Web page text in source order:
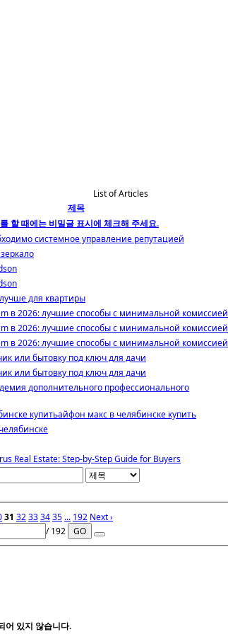
List of Articles
제목
할 때에는 비밀글 표시에 체크해 주세요.
системное управление репутацией
для квартиры
в 2026: лучшие способы с минимальной комиссией
в 2026: лучшие способы с минимальной комиссией
в 2026: лучшие способы с минимальной комиссией
или бытовку под ключ для дачи
или бытовку под ключ для дачи
дополнительного профессионального
купитьайфон макс в челябинске купить
Real Estate: Step-by-Step Guide for Buyers
31 32333435 ... 192 Next ›
/ 192
GO
어 있지 않습니다.